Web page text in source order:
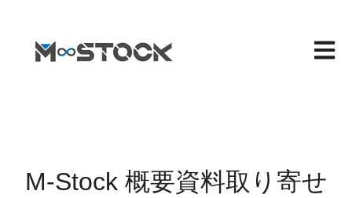
メイ
M-Stock 概要資料取り寄せ